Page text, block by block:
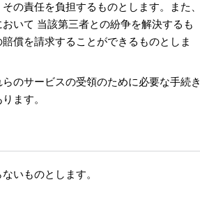
の責任を負担するものとします。また、
いて 当該第三者との紛争を解決するも
償を請求することができるものとしま
のサービスの受領のために必要な手続き
ます。
いものとします。